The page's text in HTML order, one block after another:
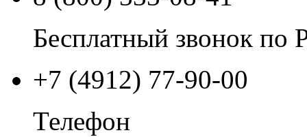
Бесплатный звонок по
+7 (4912) 77-90-00
Телефон